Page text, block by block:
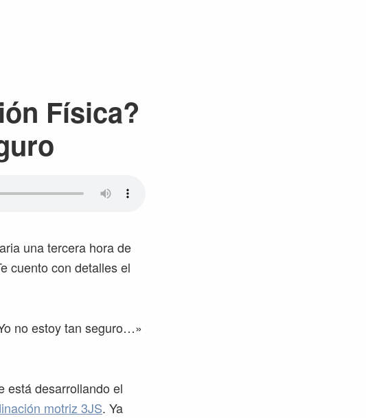
Física?
una tercera hora de
cuento con detalles el
no estoy tan seguro…»
está desarrollando el
motriz 3JS. Ya